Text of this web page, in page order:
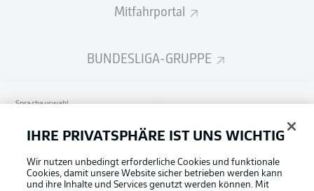
Mitfahrportal
BUNDESLIGA-GRUPPE
Sprachauswahl
Login
IHRE PRIVATSPHÄRE IST UNS WICHTIG
Wir nutzen unbedingt erforderliche Cookies und funktionale
Cookies, damit unsere Website sicher betrieben werden kann
und ihre Inhalte und Services genutzt werden können. Mit